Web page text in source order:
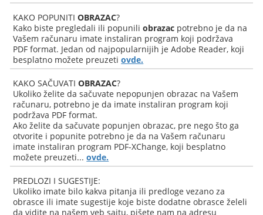
KAKO POPUNITIOBRAZAC?
Kako biste pregledali ili popuniliobrazac potrebno je da na
Vašem računaru imate instaliran program koji podržava
PDF format. Jedan od najpopularnijih je Adobe Reader, koji
besplatno možete preuzetiovde.
KAKO SAČUVATIOBRAZAC?
Ukoliko želite da sačuvate nepopunjen obrazac na Vašem
računaru, potrebno je da imate instaliran program koji
podržava PDF format.
Ako želite da sačuvate popunjen obrazac, pre nego što ga
otvorite i popunite potrebno je da na Vašem računaru
imate instaliran program PDF-XChange, koji besplatno
možete preuzeti...ovde.
PREDLOZI I SUGESTIJE:
Ukoliko imate bilo kakva pitanja ili predloge vezano za
obrasce ili imate sugestije koje biste dodatne obrasce želeli
da vidite na našem veb sajtu, pišete nam na adresu